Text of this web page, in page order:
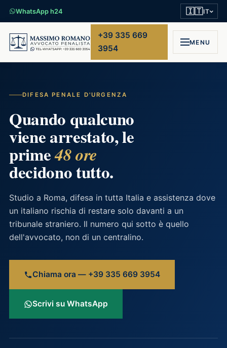
WhatsApp h24 🇮🇹IT
+39 335 669
3954
MENU
DIFESA PENALE D'URGENZA
Quando qualcuno
viene arrestato, le
prime48 ore
decidono tutto.
Studio a Roma, difesa in tutta Italia e assistenza dove
un italiano rischia di restare solo davanti a un
tribunale straniero. Il numero qui sotto è quello
dell'avvocato, non di un centralino.
Chiama ora — +39 335 669 3954
Scrivi su WhatsApp